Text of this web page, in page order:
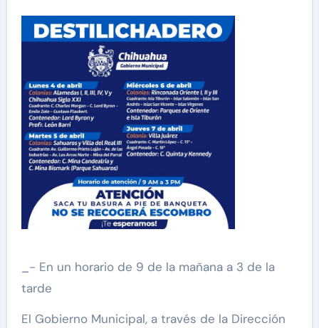
_- En un horario de 9 de la mañana a 3 de la
tarde
El Gobierno Municipal, a través de la Dirección